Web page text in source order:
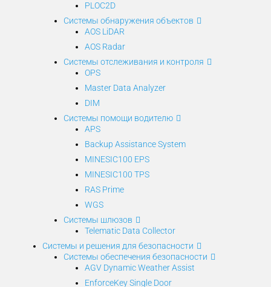
PLOC2D
Системы обнаружения объектов
AOS LiDAR
AOS Radar
Системы отслеживания и контроля
OPS
Master Data Analyzer
DIM
Системы помощи водителю
APS
Backup Assistance System
MINESIC100 EPS
MINESIC100 TPS
RAS Prime
WGS
Системы шлюзов
Telematic Data Collector
Системы и решения для безопасности
Системы обеспечения безопасности
AGV Dynamic Weather Assist
EnforceKey Single Door